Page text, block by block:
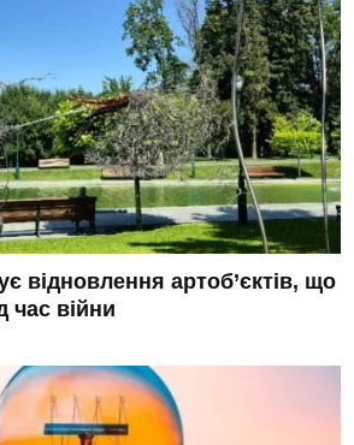
відновлення артоб’єктів, що
час війни